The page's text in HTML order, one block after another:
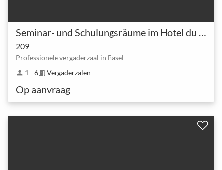
209
Professionele vergaderzaal in Basel
person 1 - 6meeting_room Vergaderzalen
Op aanvraag